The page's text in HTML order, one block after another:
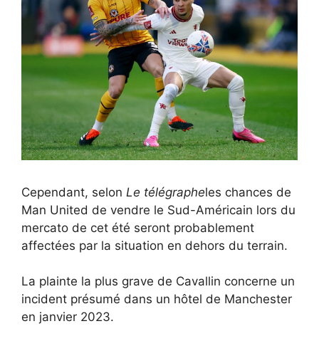
Cependant, selon Le télégrapheles chances de
Man United de vendre le Sud-Américain lors du
mercato de cet été seront probablement
affectées par la situation en dehors du terrain.
La plainte la plus grave de Cavallin concerne un
incident présumé dans un hôtel de Manchester
en janvier 2023.